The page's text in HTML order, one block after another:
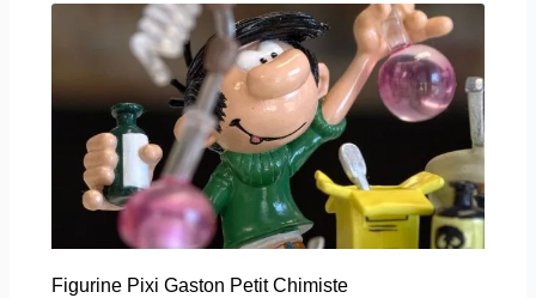
Figurine Pixi Gaston Petit Chimiste